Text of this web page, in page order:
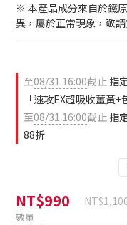
※ 本產品成分來自於鐵
異，屬於正常現象，敬請
至08/31 16:00截止 指
「速攻EX超吸收薑黃
至08/31 16:00截止 指
88折
NT$990
數量